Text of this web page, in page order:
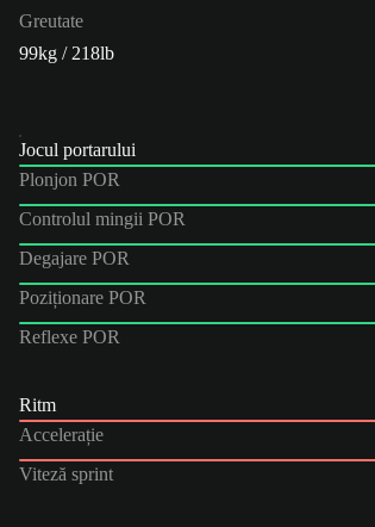
Greutate
99kg / 218lb
Jocul portarului
Plonjon POR
Controlul mingii POR
Degajare POR
Poziționare POR
Reflexe POR
Ritm
Accelerație
Viteză sprint